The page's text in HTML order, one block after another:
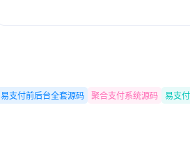
易支付前后台全套源码 聚合支付系统源码 易支